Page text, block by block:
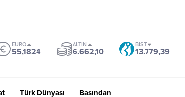
EURO
55,1824
ALTIN
6.662,10
BIST
13.779,39
Türk Dünyası Basından